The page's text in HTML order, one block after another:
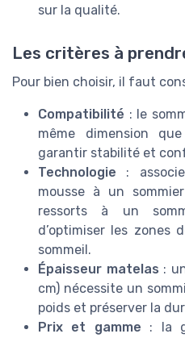
sur la qualité.
Les critères à
Pour bien choisir, il faut
Compatibilité : le
même dimension
garantir stabilité et
Technologie :
mousse à un
ressorts à un
d’optimiser les
sommeil.
Épaisseur matelas :
cm) nécessite un
poids et préserver la
Prix et gamme : la